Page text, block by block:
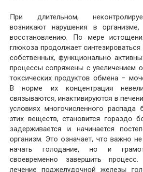
При длительном,
возникают нарушения в
восстановлению. По мере
глюкоза продолжает синтезироваться
собственных, функционально
процессы сопряжены с увеличением
токсических продуктов обмена –
В норме их концентрация
связываются, инактивируются в
условиях многочисленного распада
этих веществ, становится гораздо
задерживается и начинается
организм. Это означает, что важно
начать голодание, но и
своевременно завершить
лечение поджелудочной железы